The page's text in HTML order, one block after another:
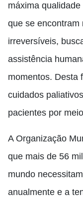
máxima
que se encontram
irreversíveis,
assistência
momentos. Desta
cuidados
pacientes por
A Organização
que mais de 56
mundo
anualmente e a